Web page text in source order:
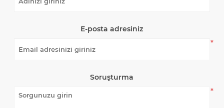
E-posta adresiniz
*
Soruşturma
*